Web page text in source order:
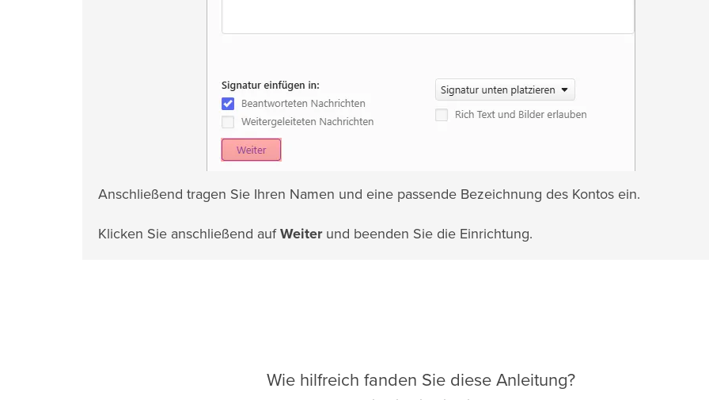
Anschließend tragen Sie Ihren Namen und eine passende Bezeichnung des Kontos ein.
Klicken Sie anschließend aufWeiter und beenden Sie die Einrichtung.
Wie hilfreich fanden Sie diese Anleitung?